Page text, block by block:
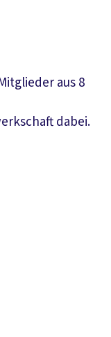
aus 8
dabei.